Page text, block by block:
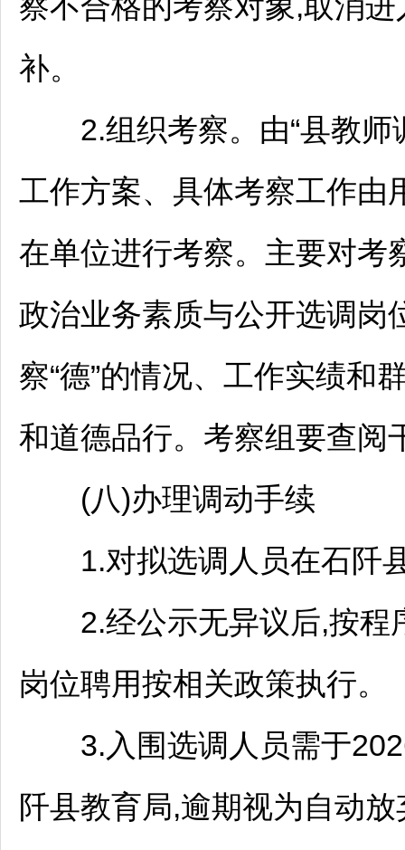
补。
2.组织考察。由“县教师
工作方案、具体考察工作由
在单位进行考察。主要对考
政治业务素质与公开选调岗
察“德”的情况、工作实绩和
和道德品行。考察组要查阅
(八)办理调动手续
1.对拟选调人员在石阡
2.经公示无异议后,按程
岗位聘用按相关政策执行。
3.入围选调人员需于
阡县教育局,逾期视为自动